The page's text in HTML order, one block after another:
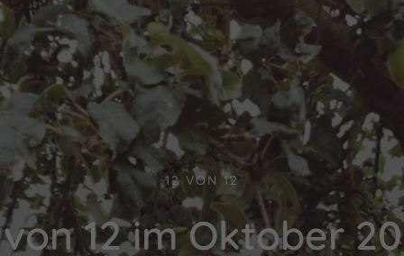
12 VON 12
von 12 im Oktober